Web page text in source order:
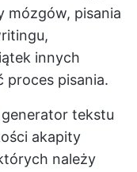
mózgów, pisania
innych
proces pisania.
generator tekstu
akapity
należy